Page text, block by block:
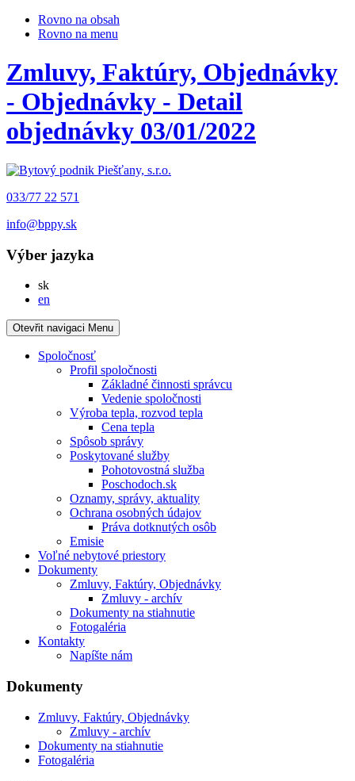
Rovno na obsah
Rovno na menu
Zmluvy, Faktúry, Objednávky
- Objednávky - Detail
objednávky 03/01/2022
033/77 22 571
info@bppy.sk
Výber jazyka
skSlovensky
en
Otevřit navigaci Menu
Spoločnosť
Profil spoločnosti
Základné činnosti správcu
Vedenie spoločnosti
Výroba tepla, rozvod tepla
Cena tepla
Spôsob správy
Poskytované služby
Pohotovostná služba
Poschodoch.sk
Oznamy, správy, aktuality
Ochrana osobných údajov
Práva dotknutých osôb
Emisie
Voľné nebytové priestory
Dokumenty
Zmluvy, Faktúry, Objednávky
Zmluvy - archív
Dokumenty na stiahnutie
Fotogaléria
Kontakty
Napíšte nám
Dokumenty
Zmluvy, Faktúry, Objednávky
Zmluvy - archív
Dokumenty na stiahnutie
Fotogaléria